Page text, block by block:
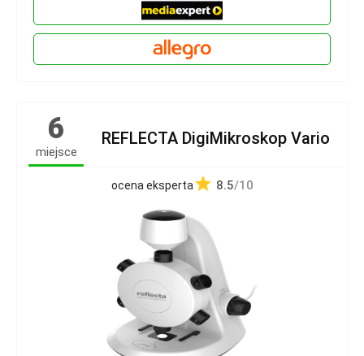
6
miejsce
REFLECTA DigiMikroskop Vario
ocena eksperta 8.5/10